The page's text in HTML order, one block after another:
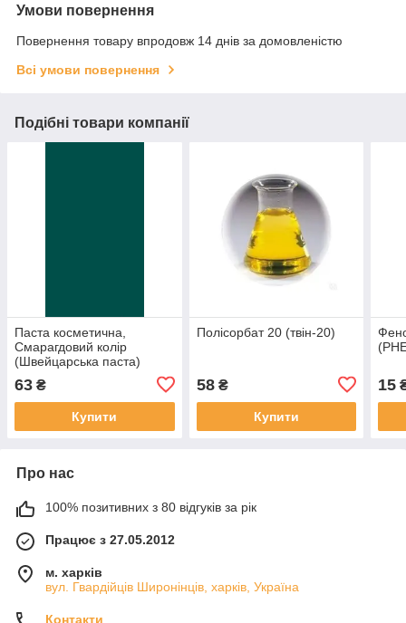
Умови повернення
Повернення товару впродовж 14 днів за домовленістю
Всі умови повернення
Подібні товари компанії
Паста косметична,
Смарагдовий колір
(Швейцарська паста)
63 ₴
Купити
Полісорбат 20 (твін-20)
58₴
Купити
15
Про нас
100% позитивних з 80 відгуків за рік
Працює з 27.05.2012
м. харків
вул. Гвардійців Широнінців, харків, Україна
Контакти